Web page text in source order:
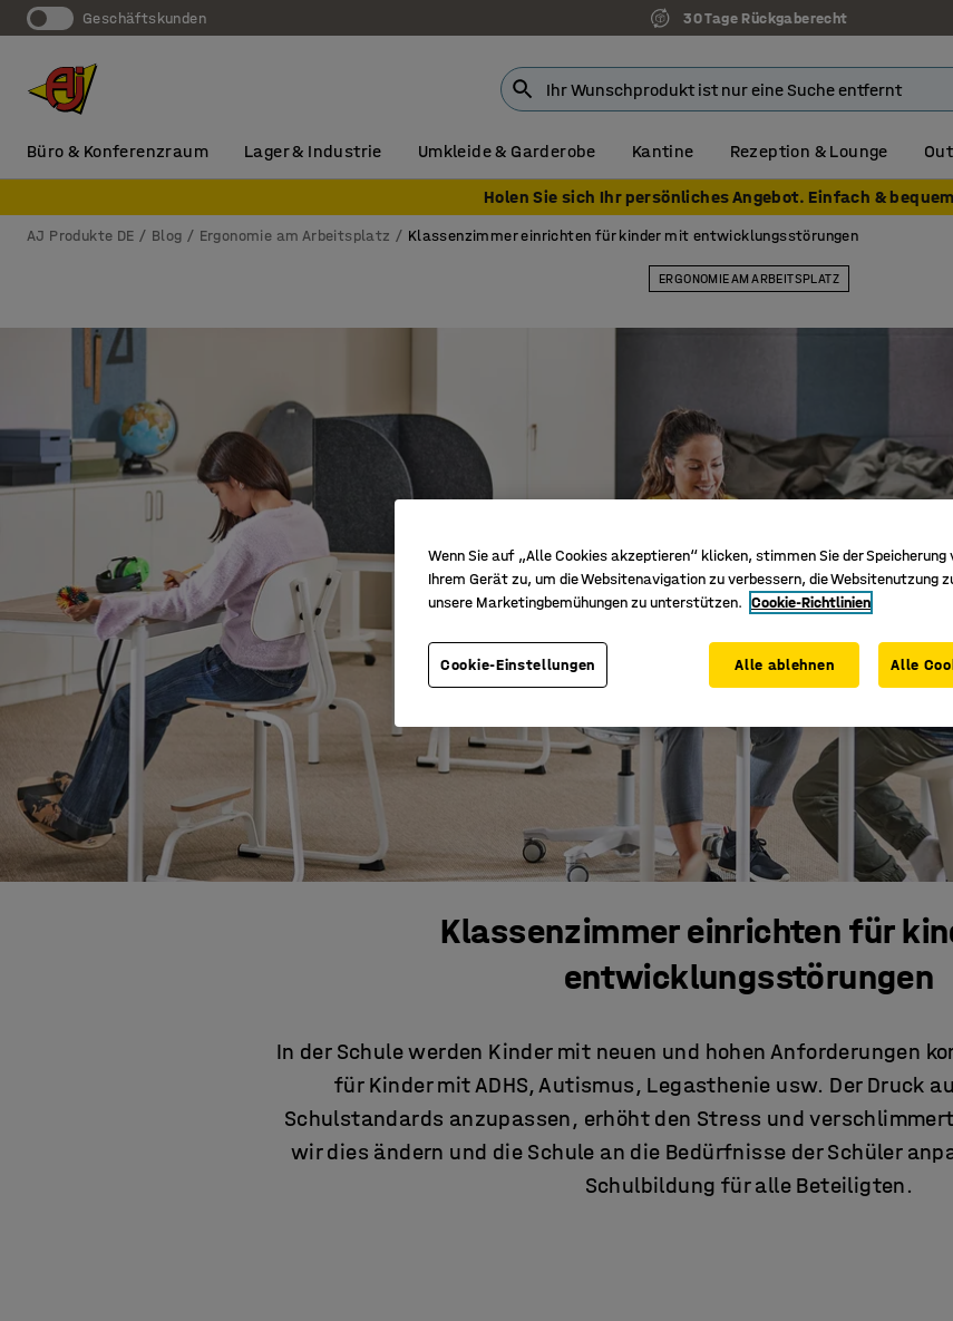
Geschäftskunden 7 Jahre Garantie
Büro & Konferenzraum Lager & Industrie Umkleide & Garderobe Kantine Rezeption & Lounge
Holen Sie sich Ihr persönliches Angebot. Einfach &
AJ Produkte DE Blog Ergonomie am Arbeitsplatz Klassenzimmer einrichten für kinder mit entwicklungsstörungen
ERGONOMIE AM ARBEITSPLATZ
Klassenzimmer einrichten für
entwicklungsstörungen
In der Schule werden Kinder mit neuen und hohen Anforderungen
für Kinder mit ADHS, Autismus, Legasthenie usw. Der Druck
Schulstandards anzupassen, erhöht den Stress und
wir dies ändern und die Schule an die Bedürfnisse der Schüler
Schulbildung für alle Beteiligten.
Wenn Sie auf „Alle Cookies akzeptieren“ klicken, stimmen Sie der Speicherung
Ihrem Gerät zu, um die Websitenavigation zu verbessern, die Websitenutzung
unsere Marketingbemühungen zu unterstützen. Cookie-Richtlinien
Cookie-Einstellungen Alle ablehnen Alle